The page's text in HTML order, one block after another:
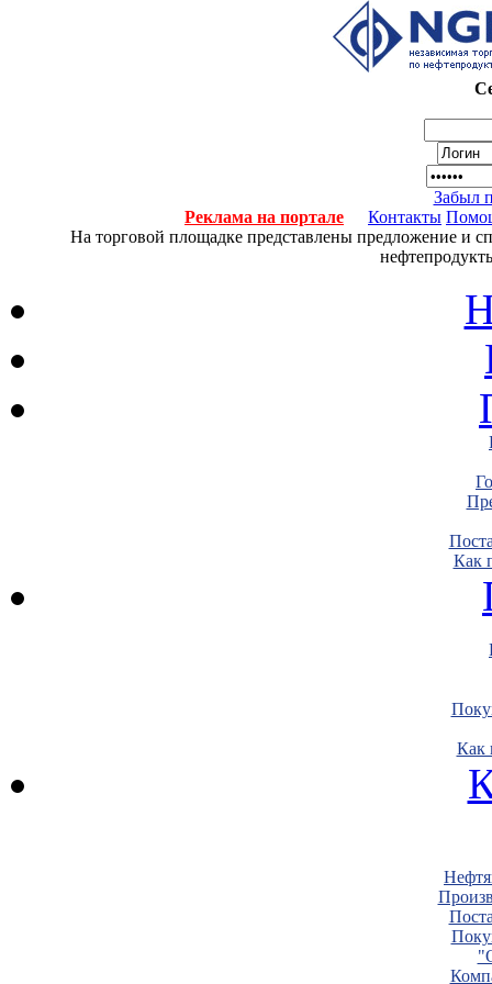
Забыл
Реклама на портале
Контакты
На торговой площадке представлены предложение и
Как
Как